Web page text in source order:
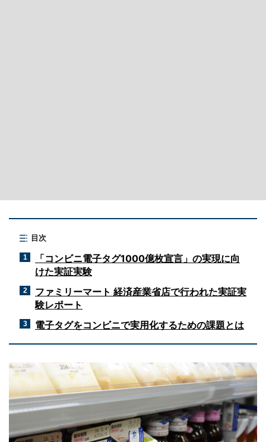
目次
1
「コンビニ電子タグ1000億枚宣言」の実現に向
けた実証実験
2
ファミリーマート 経済産業省店で行われた実証実
験レポート
3 電子タグをコンビニで実用化するための課題とは